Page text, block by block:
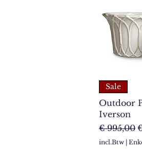
Sale
Outdoor
Iverson
Normale
€ 995,00
incl.Btw |